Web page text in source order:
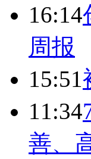
16:14
周报
15:51
11:34
善、